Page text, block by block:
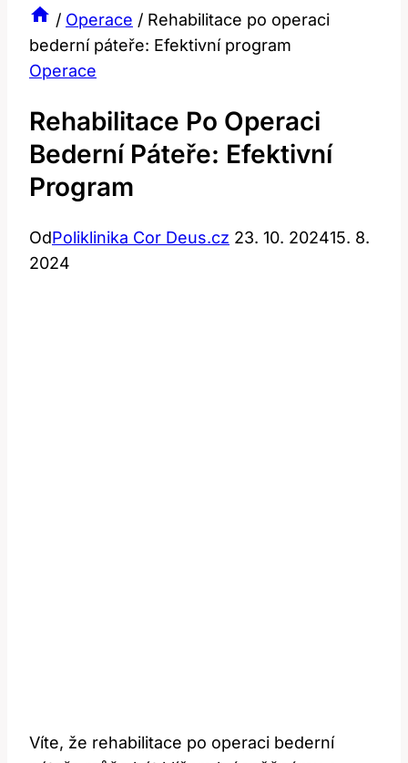
/ Operace / Rehabilitace po operaci
bederní páteře: Efektivní program
Operace
Rehabilitace Po Operaci
Bederní Páteře: Efektivní
Program
OdPoliklinika Cor Deus.cz 23. 10. 202415. 8.
2024
Víte, že rehabilitace po operaci bederní